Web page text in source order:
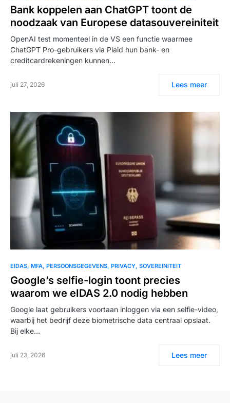
Bank koppelen aan ChatGPT toont de
noodzaak van Europese datasouvereiniteit
OpenAI test momenteel in de VS een functie waarmee
ChatGPT Pro-gebruikers via Plaid hun bank- en
creditcardrekeningen kunnen…
juli 27, 2026 Lees meer
EIDAS MFA PERSOONSGEGEVENS PRIVACY SOVEREINITEIT
Google’s selfie-login toont precies
waarom we eIDAS 2.0 nodig hebben
Google laat gebruikers voortaan inloggen via een selfie-video,
waarbij het bedrijf deze biometrische data centraal opslaat.
Bij elke…
juli 23, 2026 Lees meer